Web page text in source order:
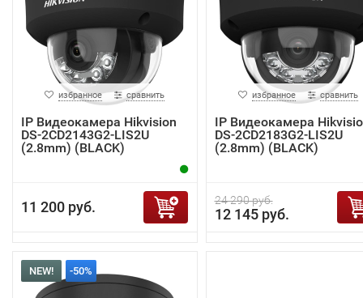
избранное сравнить
IP Видеокамера Hikvision
DS-2CD2143G2-LIS2U
(2.8mm) (BLACK)
11 200 руб.
избранное сравнить
IP Видеокамера
DS-2CD2183G2-LIS2U
(2.8mm) (BLACK)
24 290 руб.
12 145 руб.
NEW! -50%